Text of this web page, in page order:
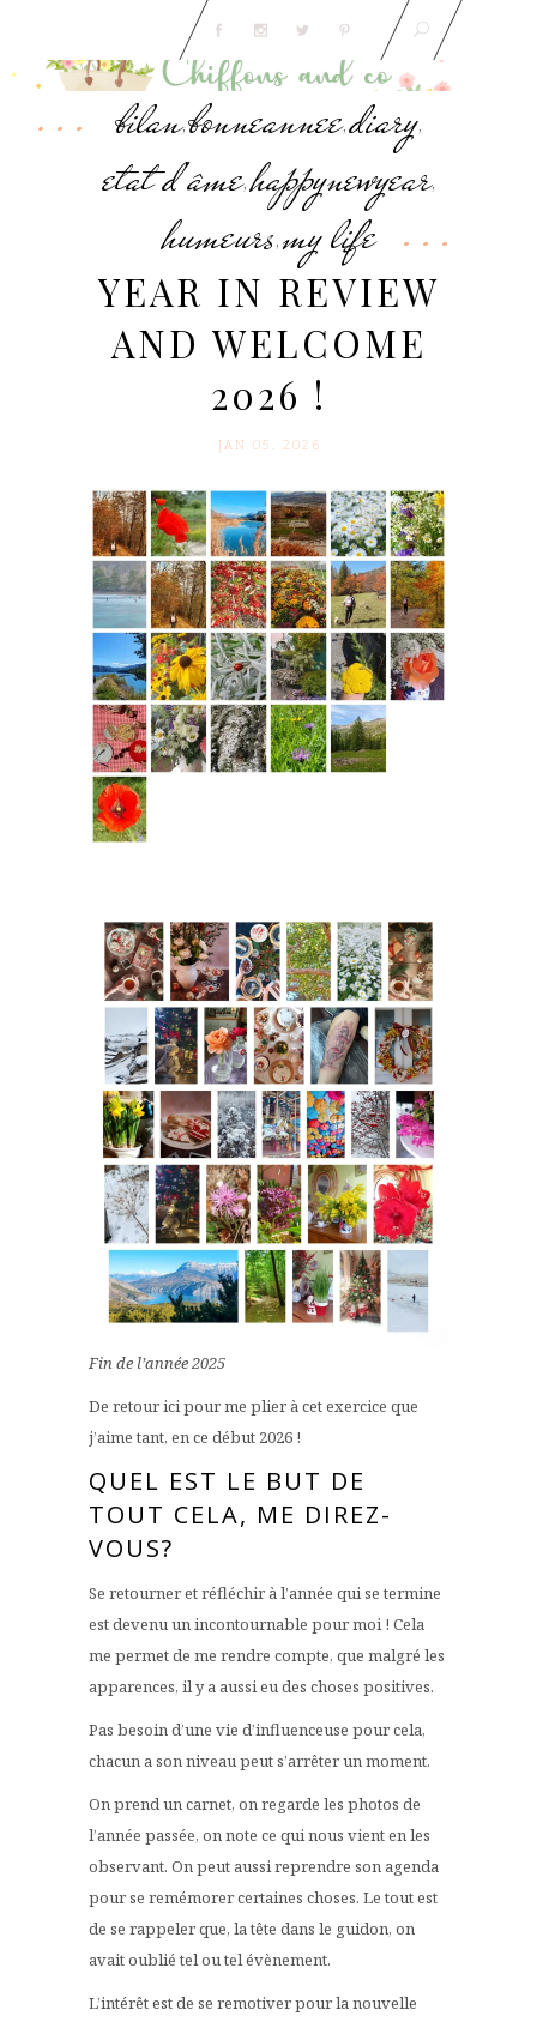
bilan,bonneannee,diary,
etat d'âme,happynewyear,
humeurs,my life
YEAR IN REVIEW
AND WELCOME
2026 !
JAN 05. 2026
Fin de l’année 2025
De retour ici pour me plier à cet exercice que
j’aime tant, en ce début 2026 !
QUEL EST LE BUT DE
TOUT CELA, ME DIREZ-
VOUS?
Se retourner et réfléchir à l’année qui se termine
est devenu un incontournable pour moi ! Cela
me permet de me rendre compte, que malgré les
apparences, il y a aussi eu des choses positives.
Pas besoin d’une vie d’influenceuse pour cela,
chacun a son niveau peut s’arrêter un moment.
On prend un carnet, on regarde les photos de
l’année passée, on note ce qui nous vient en les
observant. On peut aussi reprendre son agenda
pour se remémorer certaines choses. Le tout est
de se rappeler que, la tête dans le guidon, on
avait oublié tel ou tel évènement.
L’intérêt est de se remotiver pour la nouvelle